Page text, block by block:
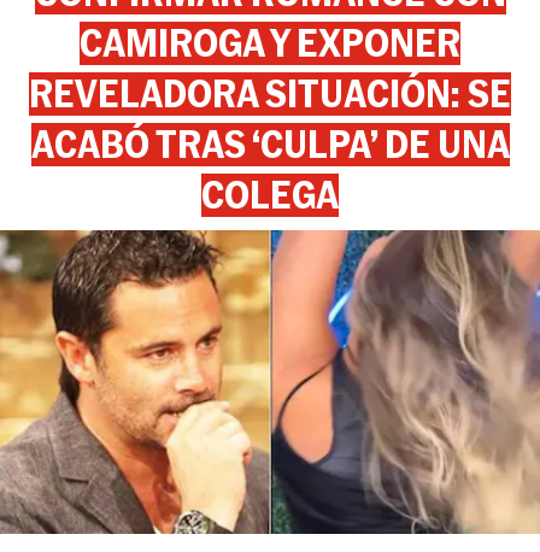
CAMIROGA Y EXPONER
REVELADORA SITUACIÓN: SE
ACABÓ TRAS ‘CULPA’ DE UNA
COLEGA